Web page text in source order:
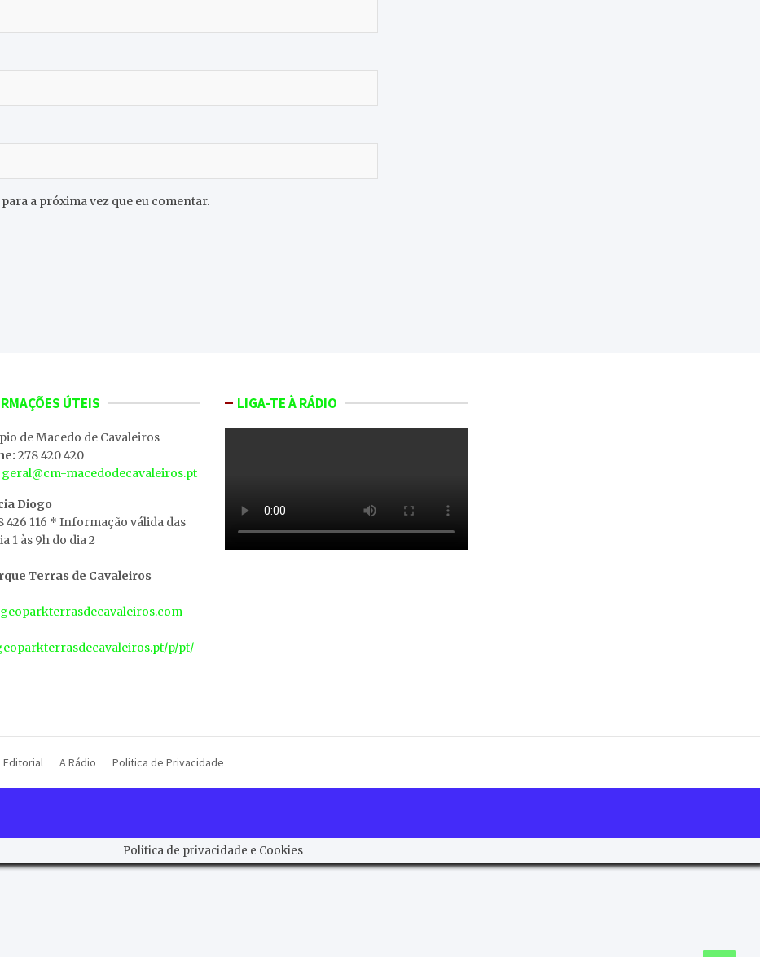
a próxima vez que eu comentar.
ÚTEIS
de Macedo de Cavaleiros
278 420 420
geral@cm-macedodecavaleiros.pt
Diogo
426 116 * Informação válida das
1 às 9h do dia 2
Terras de Cavaleiros
p/pt/
LIGA-TE À RÁDIO
A Rádio Politica de Privacidade
Politica de privacidade e Cookies